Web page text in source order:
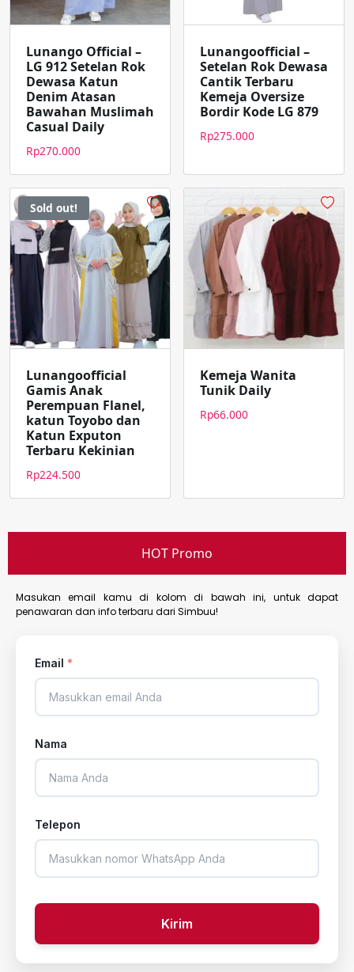
Lunango Official –
LG 912 Setelan Rok
Dewasa Katun
Denim Atasan
Bawahan Muslimah
Casual Daily
Rp270.000
Lunangoofficial –
Setelan Rok Dewasa
Cantik Terbaru
Kemeja Oversize
Bordir Kode LG 879
Rp275.000
Sold out!
Lunangoofficial
Gamis Anak
Perempuan Flanel,
katun Toyobo dan
Katun Exputon
Terbaru Kekinian
Rp224.500
Kemeja Wanita
Tunik Daily
Rp66.000
HOT Promo
Masukan email kamu di kolom di bawah ini, untuk dapat
penawaran dan info terbaru dari Simbuu!
Email *
Nama
Telepon
Kirim